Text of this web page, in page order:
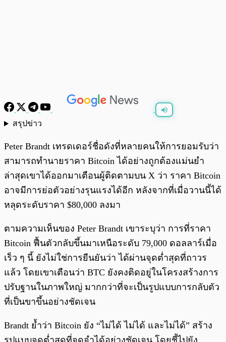
สรุปข่าว
Peter Brandt เทรดเดอร์ชื่อดังที่หลายคนให้การยอมรับว่า
สามารถทำนายราคา Bitcoin ได้อย่างถูกต้องแม่นยำ
ล่าสุดเขาได้ออกมาเตือนผู้ติดตามบน X ว่า ราคา Bitcoin
อาจมีการย่อตัวอย่างรุนแรงได้อีก หลังจากที่เมื่อวานนี้ได้
หลุดระดับราคา $80,000 ลงมา
ตามความเห็นของ Peter Brandt เขาระบุว่า การที่ราคา
Bitcoin ฟื้นตัวกลับขึ้นมาเหนือระดับ 79,000 ดอลลาร์เมื่อ
เร็ว ๆ นี้ ยังไม่ใช่การยืนยันว่า ได้ผ่านจุดต่ำสุดที่ถาวร
แล้ว โดยเขาเตือนว่า BTC ยังคงติดอยู่ในโครงสร้างการ
ปรับฐานในภาพใหญ่ มากกว่าที่จะเป็นรูปแบบการกลับตัว
ที่เป็นขาขึ้นอย่างชัดเจน
Brandt ย้ำว่า Bitcoin ยัง “ไม่ได้ ไม่ได้ และไม่ได้” สร้าง